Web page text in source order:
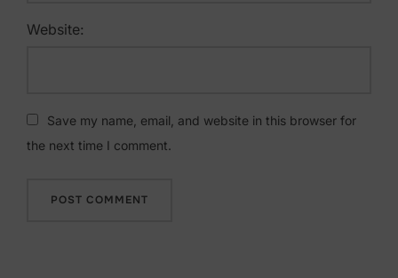
Website:
Save my name, email, and website in this browser for
the next time I comment.